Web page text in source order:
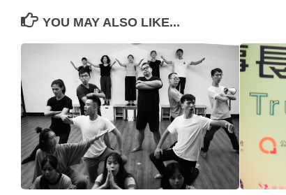
YOU MAY ALSO LIKE...